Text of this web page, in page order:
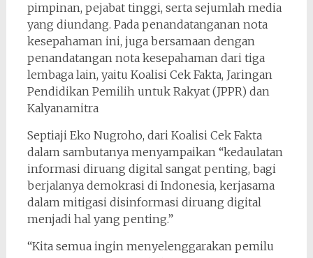
pimpinan, pejabat tinggi, serta sejumlah media
yang diundang. Pada penandatanganan nota
kesepahaman ini, juga bersamaan dengan
penandatangan nota kesepahaman dari tiga
lembaga lain, yaitu Koalisi Cek Fakta, Jaringan
Pendidikan Pemilih untuk Rakyat (JPPR) dan
Kalyanamitra
Septiaji Eko Nugroho, dari Koalisi Cek Fakta
dalam sambutanya menyampaikan “kedaulatan
informasi diruang digital sangat penting, bagi
berjalanya demokrasi di Indonesia, kerjasama
dalam mitigasi disinformasi diruang digital
menjadi hal yang penting.”
“Kita semua ingin menyelenggarakan pemilu